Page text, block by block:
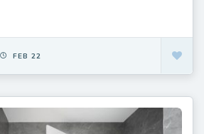
FEB 22